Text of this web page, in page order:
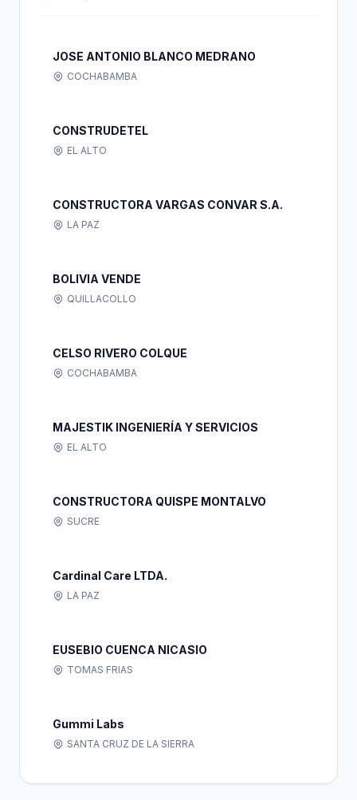
JOSE ANTONIO BLANCO MEDRANO
COCHABAMBA
CONSTRUDETEL
EL ALTO
CONSTRUCTORA VARGAS CONVAR S.A.
LA PAZ
BOLIVIA VENDE
QUILLACOLLO
CELSO RIVERO COLQUE
COCHABAMBA
MAJESTIK INGENIERÍA Y SERVICIOS
EL ALTO
CONSTRUCTORA QUISPE MONTALVO
SUCRE
Cardinal Care LTDA.
LA PAZ
EUSEBIO CUENCA NICASIO
TOMAS FRIAS
Gummi Labs
SANTA CRUZ DE LA SIERRA